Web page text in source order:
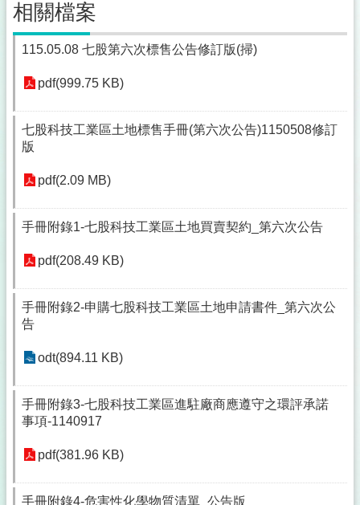
相關檔案
115.05.08 七股第六次標售公告修訂版(掃)
pdf(999.75 KB)
七股科技工業區土地標售手冊(第六次公告)1150508修訂
版
pdf(2.09 MB)
手冊附錄1-七股科技工業區土地買賣契約_第六次公告
pdf(208.49 KB)
手冊附錄2-申購七股科技工業區土地申請書件_第六次公
告
odt(894.11 KB)
手冊附錄3-七股科技工業區進駐廠商應遵守之環評承諾
事項-1140917
pdf(381.96 KB)
手冊附錄4-危害性化學物質清單_公告版